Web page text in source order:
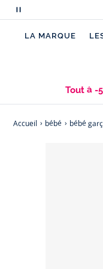
Mettre
pause
LA MARQUE
Tout à -
Accueil bébé bébé